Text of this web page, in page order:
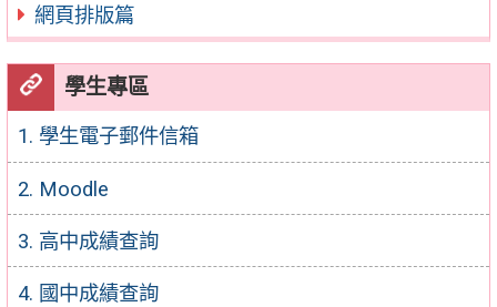
網頁排版篇
學生專區
1. 學生電子郵件信箱
2. Moodle
3. 高中成績查詢
4. 國中成績查詢